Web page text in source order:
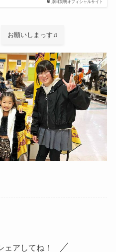
原田英明オフィシャルサイト
お願いしまっす♫
ェアしてね！